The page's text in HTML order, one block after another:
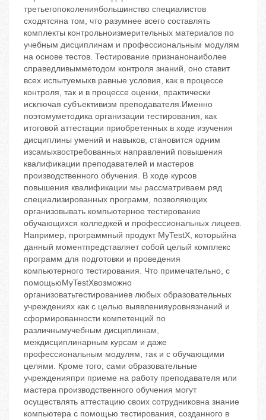
третьегопоколениябольшинство специалистов
сходятсяна том, что разумнее всего составлять
комплекты контрольноизмерительных материалов по
учебным дисциплинам и профессиональным модулям
на основе тестов. Тестирование признанонаиболее
справедливымметодом контроля знаний, оно ставит
всех испытуемыхв равные условия, как в процессе
контроля, так и в процессе оценки, практически
исключая субъективизм преподавателя.Именно
поэтомуметодика организации тестирования, как
итоговой аттестации приобретенных в ходе изучения
дисциплины умений и навыков, становится одним
изсамыхвостребованных направлений повышения
квалификации преподавателей и мастеров
производственного обучения. В ходе курсов
повышения квалификации мы рассматриваем ряд
специализированных программ, позволяющих
организовывать компьютерное тестирование
обучающихся колледжей и профессиональных лицеев.
Например, программный продукт MyTestX, которыйна
данный моментпредставляет собой целый комплекс
программ для подготовки и проведения
компьютерного тестирования. Что примечательно, с
помощьюMyTestXвозможно
организоватьтестированиев любых образовательных
учреждениях как с целью выявленияуровнязнаний и
сформированности компетенций по
различнымучебным дисциплинам,
междисциплинарным курсам и даже
профессиональным модулям, так и с обучающими
целями. Кроме того, сами образовательные
учрежденияпри приеме на работу преподавателя или
мастера производственного обучения могут
осуществлять аттестацию своих сотрудниковна знание
компьютера с помощью тестирования, созданного в